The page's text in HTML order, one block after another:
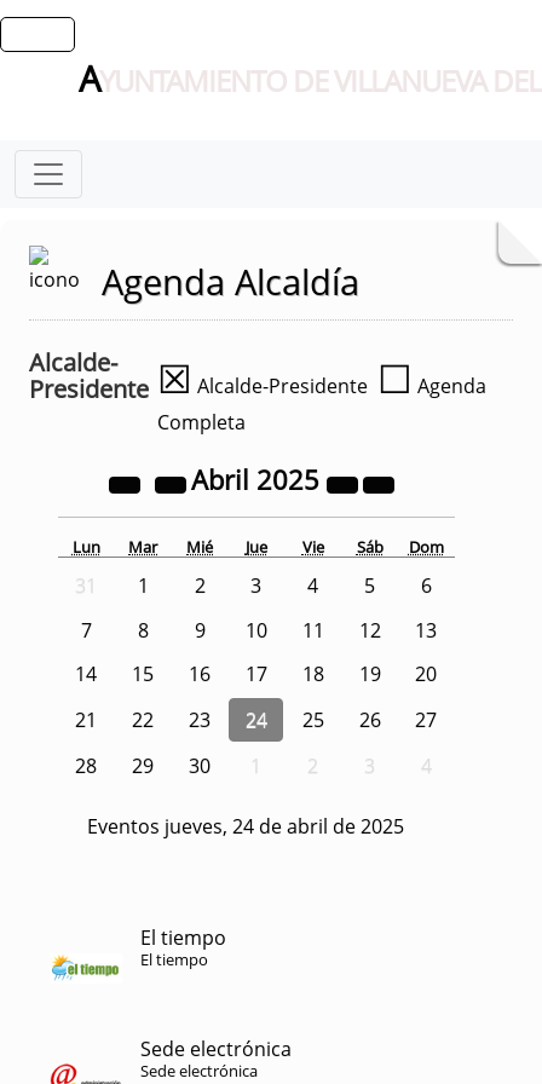
AYUNTAMIENTO DE VILLANUEVA
Agenda Alcaldía
Alcalde-
Presidente ☒ Alcalde-Presidente ☐ Agenda
Completa
Abril 2025
Lun Mar Mié Jue Vie Sáb Dom
31 1 2 3 4 5
6
7
8 9 10 11 12
13
14
15 16 17 18 19
20
21
22 23 24 25 26
27
28
29 30 1 2 3 4
Eventos jueves, 24 de abril de 2025
El tiempo
El tiempo
Sede electrónica
Sede electrónica